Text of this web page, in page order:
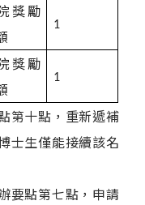
獎勵
1
獎勵
1
第十點，重新遞補
士生僅能接續該名
要點第七點，申請